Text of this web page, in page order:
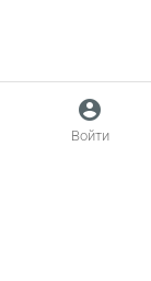
account_circle
Войти